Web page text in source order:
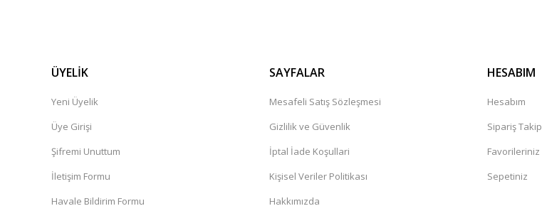
ÜYELİK
Yeni Üyelik
Üye Girişi
Şifremi Unuttum
İletişim Formu
Havale Bildirim Formu
SAYFALAR
Mesafeli Satış Sözleşmesi
Gizlilik ve Güvenlik
İptal İade Koşullari
Kişisel Veriler Politikası
Hakkımızda
HESABIM
Hesabım
Sipariş Takip
Favorileriniz
Sepetiniz